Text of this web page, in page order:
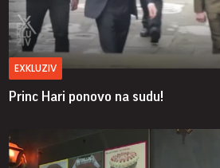
EXKLUZIV
Princ Hari ponovo na sudu!